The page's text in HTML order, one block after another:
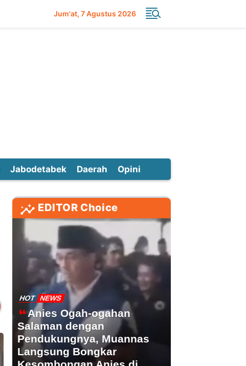
Jum'at 7 Agustus 2026
Jabodetabek Daerah Opini
EDITOR Choice
HOT NEWS
Anies Ogah-ogahan
Salaman dengan
Pendukungnya, Muannas
Langsung Bongkar